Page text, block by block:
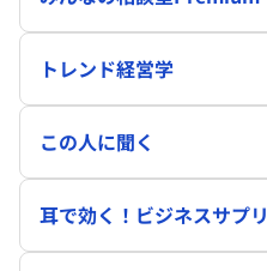
トレンド経営学
この人に聞く
耳で効く！ビジネスサプリ